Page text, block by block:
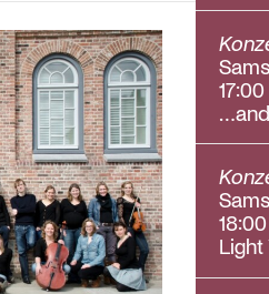
17:00
18:00
Light